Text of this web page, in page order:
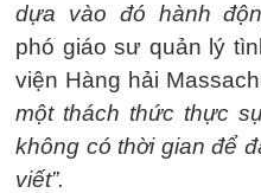
dựa vào đó hành
phó giáo sư quản lý
viện Hàng hải
một thách thức thực
không có thời gian để
viết”.